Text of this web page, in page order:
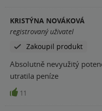
KRISTÝNA NOVÁKOVÁ
registrovaný uživatel
Zakoupil produkt
Absolutně nevyužitý
utratila peníze
11